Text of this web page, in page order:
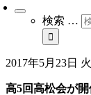
検索 …
2017年5月23日
高5回高松会が